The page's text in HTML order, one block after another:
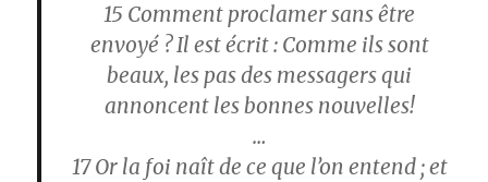
15 Comment proclamer sans être
envoyé ? Il est écrit : Comme ils sont
beaux, les pas des messagers qui
annoncent les bonnes nouvelles!
…
17Or la foi naît de ce que l’on entend ; et